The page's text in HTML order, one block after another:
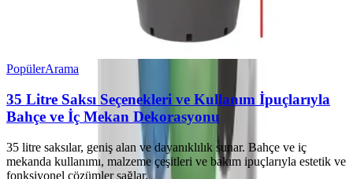
PopülerArama
35 Litre Saksı Seçenekleri ve Kullanım İpuçlarıyla
Bahçe ve İç Mekan Dekorasyonu
35 litre saksılar, geniş alan ve dayanıklılık sunar. Bahçe ve iç
mekanda kullanımı, malzeme çeşitleri ve bakım ipuçlarıyla estetik ve
fonksiyonel çözümler sağlar.